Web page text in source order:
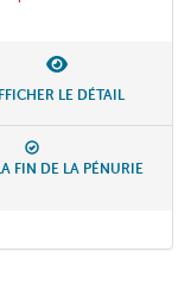
LE DÉTAIL
FIN DE LA PÉNURIE